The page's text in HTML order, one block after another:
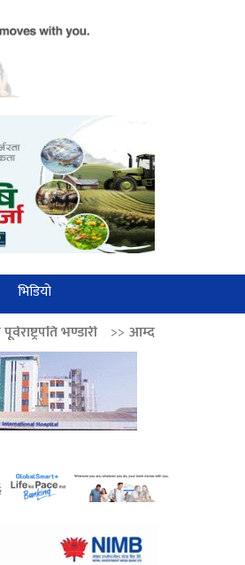
भिडियो
आम्दानी र सिट उपयोगितामा सुधार, निगमलाई